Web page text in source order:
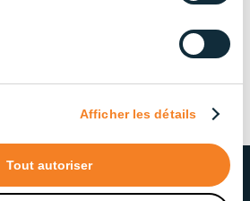
Afficher les détails
Tout autoriser